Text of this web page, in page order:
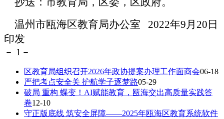
温州市瓯海区教育局办公室
2022年9月 20 日
印发
－ 1 －
区教育局组织召开2026年政协提案办理工作面商会06-18
严把考点安全关 护航学子逐梦路05-29
破局 重构 蝶变！AI赋能教育，瓯海交出高质量实践答
卷12-10
守正版底线 筑安全屏障——2025年瓯海区教育系统软件